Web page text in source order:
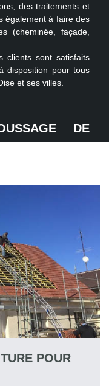
des traitements et
également à faire des
(cheminée, façade,
clients sont satisfaits
disposition pour tous
et ses villes.
DE
faut veille à ce que le
du nettoyage et
95310, Boglioni
à disposition de toute
expérimentées
prenons ainsi soin de
de traces de mousses
et ferons l’intervention
travail.
95 – POUR
Ouen-l’Aumône
matière de gouttière
POUR